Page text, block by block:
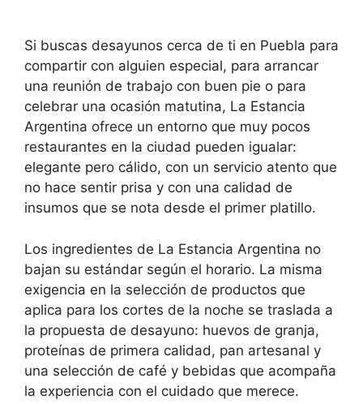
Si buscas desayunos cerca de ti en Puebla para
compartir con alguien especial, para arrancar
una reunión de trabajo con buen pie o para
celebrar una ocasión matutina, La Estancia
Argentina ofrece un entorno que muy pocos
restaurantes en la ciudad pueden igualar:
elegante pero cálido, con un servicio atento que
no hace sentir prisa y con una calidad de
insumos que se nota desde el primer platillo.
Los ingredientes de La Estancia Argentina no
bajan su estándar según el horario. La misma
exigencia en la selección de productos que
aplica para los cortes de la noche se traslada a
la propuesta de desayuno: huevos de granja,
proteínas de primera calidad, pan artesanal y
una selección de café y bebidas que acompaña
la experiencia con el cuidado que merece.